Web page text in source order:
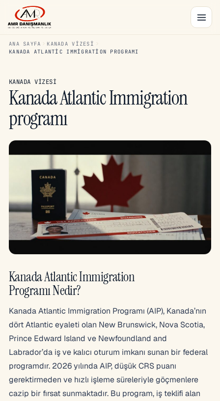
ANA SAYFA
KANADA VIZESI
KANADA ATLANTIC IMMIGRATION PROGRAMI
KANADA VIZESI
Kanada Atlantic Immigration
programı
Kanada Atlantic Immigration
Programı Nedir?
Kanada Atlantic Immigration Programı (AIP), Kanada’nın
dört Atlantic eyaleti olan New Brunswick, Nova Scotia,
Prince Edward Island ve Newfoundland and
Labrador’da iş ve kalıcı oturum imkanı sunan bir federal
programdır. 2026 yılında AIP, düşük CRS puanı
gerektirmeden ve hızlı işleme süreleriyle göçmenlere
cazip bir fırsat sunmaktadır. Bu program, iş teklifi alan